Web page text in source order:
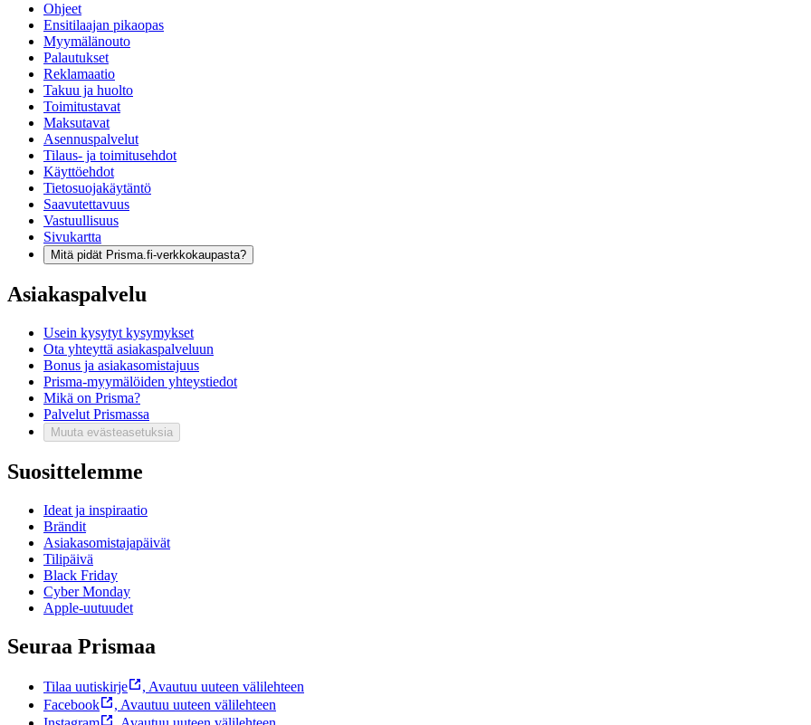
Ohjeet
Ensitilaajan pikaopas
Myymälänouto
Palautukset
Reklamaatio
Takuu ja huolto
Toimitustavat
Maksutavat
Asennuspalvelut
Tilaus- ja toimitusehdot
Käyttöehdot
Tietosuojakäytäntö
Saavutettavuus
Vastuullisuus
Sivukartta
Mitä pidät Prisma.fi-verkkokaupasta?
Asiakaspalvelu
Usein kysytyt kysymykset
Ota yhteyttä asiakaspalveluun
Bonus ja asiakasomistajuus
Prisma-myymälöiden yhteystiedot
Mikä on Prisma?
Palvelut Prismassa
Muuta evästeasetuksia
Suosittelemme
Ideat ja inspiraatio
Brändit
Asiakasomistajapäivät
Tilipäivä
Black Friday
Cyber Monday
Apple-uutuudet
Seuraa Prismaa
Tilaa uutiskirje , Avautuu uuteen välilehteen
Facebook
, Avautuu uuteen välilehteen